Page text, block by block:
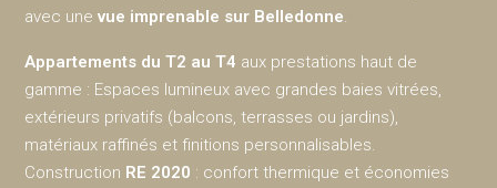
avec unevue imprenable sur Belledonne.
Appartements du T2 au T4 aux prestations haut de
gamme : Espaces lumineux avec grandes baies vitrées,
extérieurs privatifs (balcons, terrasses ou jardins),
matériaux raffinés et finitions personnalisables.
Construction RE 2020 : confort thermique et économies